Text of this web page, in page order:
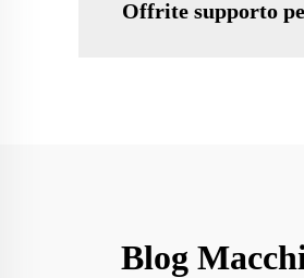
Offrite supporto
Blog